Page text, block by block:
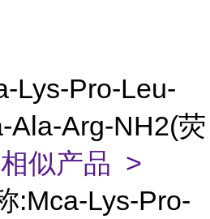
Lys-Pro-Leu-
Ala-Arg-NH2(荧
似产品 >
:Mca-Lys-Pro-